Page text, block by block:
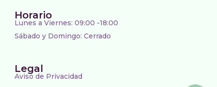
Horario
Lunes a Viernes: 09:00 -18:00
Sábado y Domingo: Cerrado
Legal
Aviso de Privacidad